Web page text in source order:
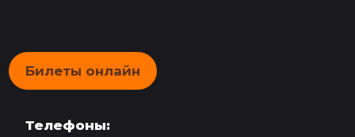
Билеты онлайн
Телефоны: